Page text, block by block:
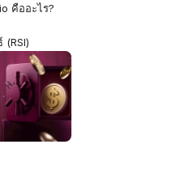
คืออะไร?